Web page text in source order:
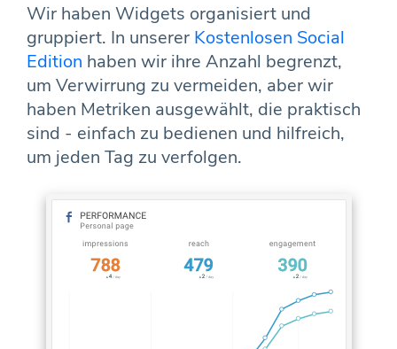
Wir haben Widgets organisiert und
gruppiert. In unserer Kostenlosen Social
Edition haben wir ihre Anzahl begrenzt,
um Verwirrung zu vermeiden, aber wir
haben Metriken ausgewählt, die praktisch
sind - einfach zu bedienen und hilfreich,
um jeden Tag zu verfolgen.